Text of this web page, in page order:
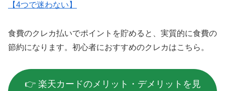
【4つで迷わない】
食費のクレカ払いでポイントを貯めると、実質的に食費の
節約になります。初心者におすすめのクレカはこちら。
👉 楽天カードのメリット・デメリットを見